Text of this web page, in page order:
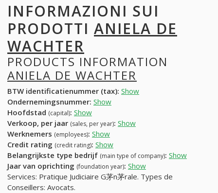
INFORMAZIONI SUI
PRODOTTI ANIELA DE
WACHTER
PRODUCTS INFORMATION
ANIELA DE WACHTER
BTW identificatienummer (tax): Show
Ondernemingsnummer: Show
Hoofdstad (capital): Show
Verkoop, per jaar (sales, per year): Show
Werknemers (employees): Show
Credit rating (credit rating): Show
Belangrijkste type bedrijf (main type of company): Show
Jaar van oprichting (foundation year): Show
Services: Pratique Judiciaire G茅n茅rale. Types de
Conseillers: Avocats.